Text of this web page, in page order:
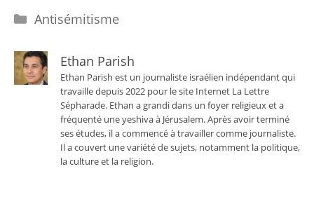
Catégories
Antisémitisme
Ethan Parish
Ethan Parish est un journaliste israélien indépendant qui
travaille depuis 2022 pour le site Internet La Lettre
Sépharade. Ethan a grandi dans un foyer religieux et a
fréquenté une yeshiva à Jérusalem. Après avoir terminé
ses études, il a commencé à travailler comme journaliste.
Il a couvert une variété de sujets, notamment la politique,
la culture et la religion.